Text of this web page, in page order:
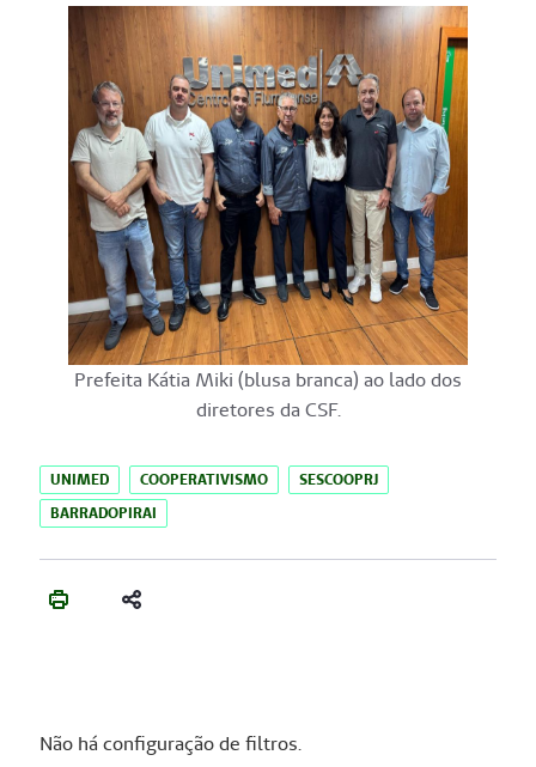
Prefeita Kátia Miki (blusa branca) ao lado dos
diretores da CSF.
UNIMED COOPERATIVISMO
SESCOOPRJ
BARRADOPIRAI
Não há configuração de filtros.